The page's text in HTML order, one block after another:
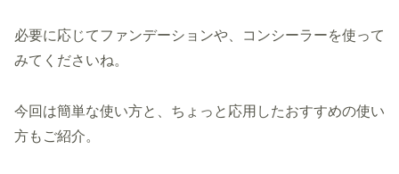
必要に応じてファンデーションや、コンシーラーを使って
みてくださいね。
今回は簡単な使い方と、ちょっと応用したおすすめの使い
方もご紹介。